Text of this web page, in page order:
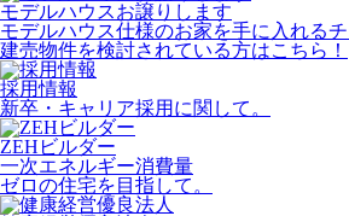
モデルハウスお譲りします
モデルハウス仕様のお家を手に入れるチ
建売物件を検討されている方はこちら！
採用情報
新卒・キャリア採用に関して。
ZEHビルダー
一次エネルギー消費量
ゼロの住宅を目指して。